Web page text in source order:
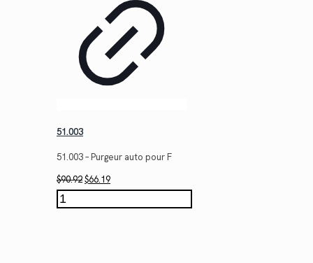
51.003
51.003 – Purgeur auto pour F
$90.92Le
prix
initial
$66.19Le
prix
actuel
quantité
de